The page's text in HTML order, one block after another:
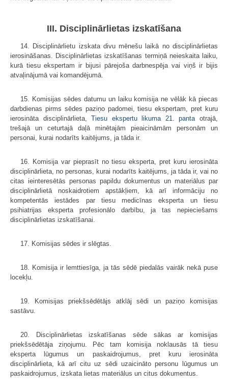
III. Disciplinārlietas izskatīšana
14. Disciplinārlietu izskata divu mēnešu laikā no disciplinārlietas
ierosināšanas. Disciplinārlietas izskatīšanas termiņā neieskaita laiku,
kurā tiesu ekspertam ir bijusi pārejoša darbnespēja vai viņš ir bijis
atvaļinājumā vai komandējumā.
15. Komisijas sēdes datumu un laiku komisija ne vēlāk kā piecas
darbdienas pirms sēdes paziņo padomei, tiesu ekspertam, pret kuru
ierosināta disciplinārlieta,Tiesu ekspertu likuma 21. panta otrajā,
trešajā un ceturtajā daļā minētajām pieaicināmām personām un
personai, kurai nodarīts kaitējums, ja tāda ir.
16. Komisija var pieprasīt no tiesu eksperta, pret kuru ierosināta
disciplinārlieta, no personas, kurai nodarīts kaitējums, ja tāda ir, vai no
citas ieinteresētās personas papildu dokumentus un materiālus par
disciplinārlietā noskaidrotiem apstākļiem, kā arī informāciju no
kompetentās iestādes par tiesu medicīnas eksperta un tiesu
psihiatrijas eksperta profesionālo darbību, ja tas nepieciešams
disciplinārlietas izskatīšanai.
17. Komisijas sēdes ir slēgtas.
18. Komisija ir lemttiesīga, ja tās sēdē piedalās vairāk nekā puse
locekļu.
19. Komisijas priekšsēdētājs atklāj sēdi un paziņo komisijas
sastāvu.
20. Disciplinārlietas izskatīšanas sēde sākas ar komisijas
priekšsēdētāja ziņojumu. Pēc tam komisija noklausās tā tiesu
eksperta lūgumus un paskaidrojumus, pret kuru ierosināta
disciplinārlieta, kā arī citu uz sēdi uzaicināto personu lūgumus un
paskaidrojumus, izskata lietas materiālus un citus dokumentus.